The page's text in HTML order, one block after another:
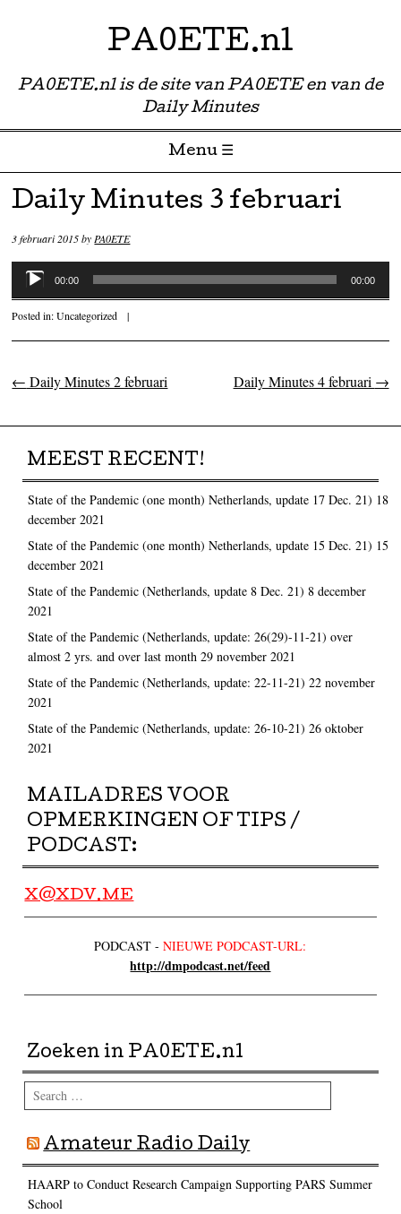
PA0ETE.nl
PA0ETE.nl is de site van PA0ETE en van de
Daily Minutes
Menu ☰
Skip to content
Daily Minutes 3 februari
3 februari 2015byPA0ETE
Audiospeler
00:00 00:00
Posted in:Uncategorized |
Post navigation
← Daily Minutes 2 februari Daily Minutes 4 februari →
MEEST RECENT!
State of the Pandemic (one month) Netherlands, update 17 Dec. 21) 18
december 2021
State of the Pandemic (one month) Netherlands, update 15 Dec. 21) 15
december 2021
State of the Pandemic (Netherlands, update 8 Dec. 21) 8 december
2021
State of the Pandemic (Netherlands, update: 26(29)-11-21) over
almost 2 yrs. and over last month 29 november 2021
State of the Pandemic (Netherlands, update: 22-11-21) 22 november
2021
State of the Pandemic (Netherlands, update: 26-10-21) 26 oktober
2021
MAILADRES VOOR
OPMERKINGEN OF TIPS /
PODCAST:
X@XDV.ME
PODCAST -NIEUWE PODCAST-URL:
http://dmpodcast.net/feed
Zoeken in PA0ETE.nl
Search
Amateur Radio Daily
HAARP to Conduct Research Campaign Supporting PARS Summer
School